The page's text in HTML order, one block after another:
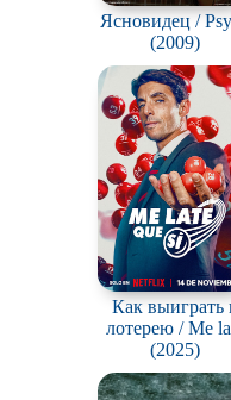
Ясновидец /
(2009)
Как выиграть
лотерею / Me
que si
(2025)